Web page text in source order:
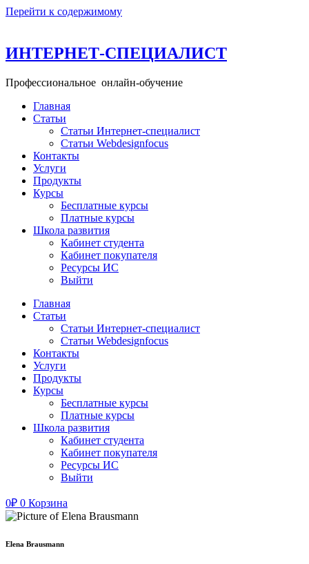
Перейти к содержимому
ИНТЕРНЕТ-СПЕЦИАЛИСТ
Профессиональное онлайн-обучение
Главная
Статьи
Статьи Интернет-специалист
Статьи Webdesignfocus
Контакты
Услуги
Продукты
Курсы
Бесплатные курсы
Платные курсы
Школа развития
Кабинет студента
Кабинет покупателя
Ресурсы ИС
Выйти
Главная
Статьи
Статьи Интернет-специалист
Статьи Webdesignfocus
Контакты
Услуги
Продукты
Курсы
Бесплатные курсы
Платные курсы
Школа развития
Кабинет студента
Кабинет покупателя
Ресурсы ИС
Выйти
0₽ 0 Корзина
Elena Brausmann